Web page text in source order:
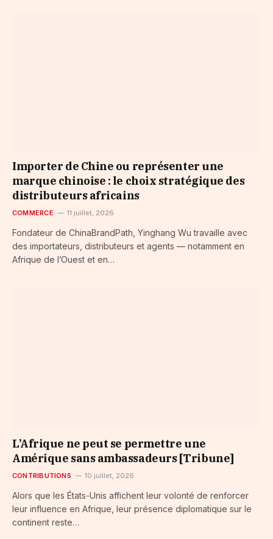
Importer de Chine ou représenter une
marque chinoise : le choix stratégique des
distributeurs africains
COMMERCE 11 juillet, 2026
Fondateur de ChinaBrandPath, Yinghang Wu travaille avec
des importateurs, distributeurs et agents — notamment en
Afrique de l’Ouest et en…
L’Afrique ne peut se permettre une
Amérique sans ambassadeurs [Tribune]
CONTRIBUTIONS 10 juillet, 2026
Alors que les États-Unis affichent leur volonté de renforcer
leur influence en Afrique, leur présence diplomatique sur le
continent reste…